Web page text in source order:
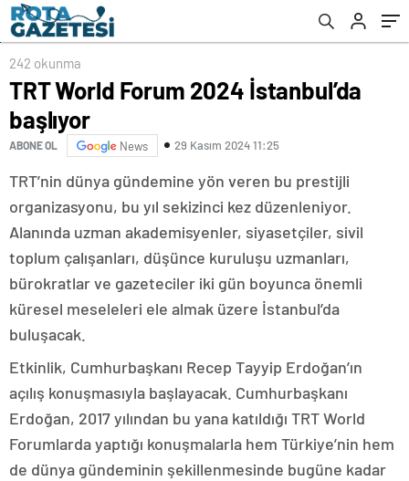
242 okunma
TRT World Forum 2024 İstanbul’da
başlıyor
ABONE OL News 29 Kasım 2024 11:25
TRT’nin dünya gündemine yön veren bu prestijli
organizasyonu, bu yıl sekizinci kez düzenleniyor.
Alanında uzman akademisyenler, siyasetçiler, sivil
toplum çalışanları, düşünce kuruluşu uzmanları,
bürokratlar ve gazeteciler iki gün boyunca önemli
küresel meseleleri ele almak üzere İstanbul’da
buluşacak.
Etkinlik, Cumhurbaşkanı Recep Tayyip Erdoğan’ın
açılış konuşmasıyla başlayacak. Cumhurbaşkanı
Erdoğan, 2017 yılından bu yana katıldığı TRT World
Forumlarda yaptığı konuşmalarla hem Türkiye’nin hem
de dünya gündeminin şekillenmesinde bugüne kadar